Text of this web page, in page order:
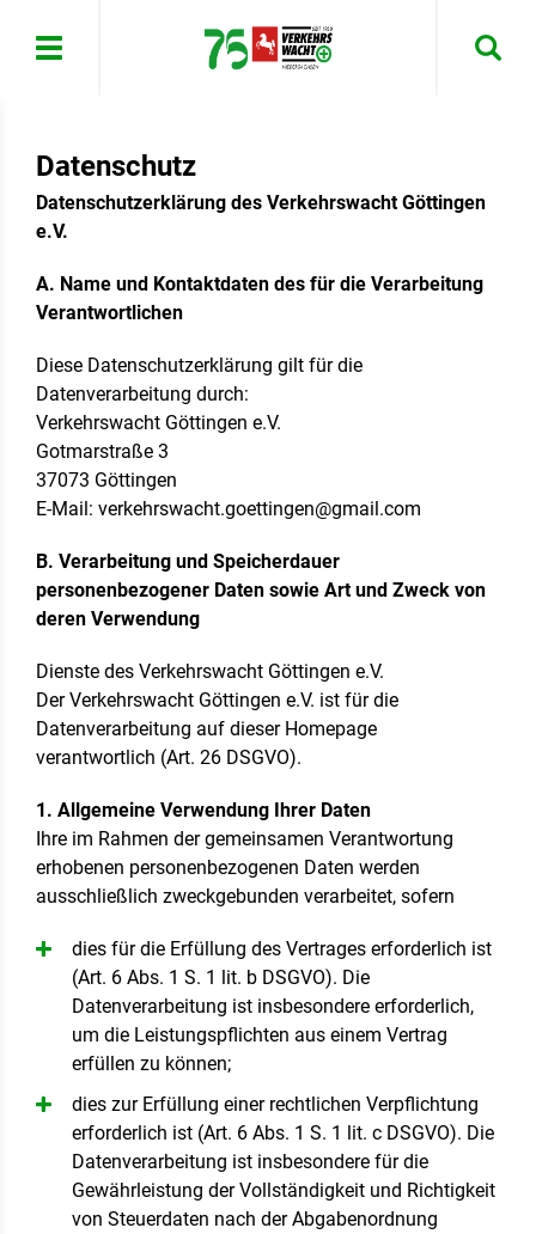
Datenschutz
Datenschutzerklärung des Verkehrswacht Göttingen
e.V.
A. Name und Kontaktdaten des für die Verarbeitung
Verantwortlichen
Diese Datenschutzerklärung gilt für die
Datenverarbeitung durch:
Verkehrswacht Göttingen e.V.
Gotmarstraße 3
37073 Göttingen
E-Mail: verkehrswacht.goettingen@gmail.com
B. Verarbeitung und Speicherdauer
personenbezogener Daten sowie Art und Zweck von
deren Verwendung
Dienste des Verkehrswacht Göttingen e.V.
Der Verkehrswacht Göttingen e.V. ist für die
Datenverarbeitung auf dieser Homepage
verantwortlich (Art. 26 DSGVO).
1. Allgemeine Verwendung Ihrer Daten
Ihre im Rahmen der gemeinsamen Verantwortung
erhobenen personenbezogenen Daten werden
ausschließlich zweckgebunden verarbeitet, sofern
dies für die Erfüllung des Vertrages erforderlich ist
(Art. 6 Abs. 1 S. 1 lit. b DSGVO). Die
Datenverarbeitung ist insbesondere erforderlich,
um die Leistungspflichten aus einem Vertrag
erfüllen zu können;
dies zur Erfüllung einer rechtlichen Verpflichtung
erforderlich ist (Art. 6 Abs. 1 S. 1 lit. c DSGVO). Die
Datenverarbeitung ist insbesondere für die
Gewährleistung der Vollständigkeit und Richtigkeit
von Steuerdaten nach der Abgabenordnung